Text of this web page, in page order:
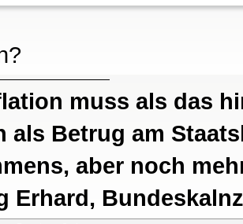
muss als das
als Betrug am
aber noch
Erhard,